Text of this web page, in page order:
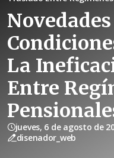
La
Entre
jueves, 6 de agosto de
disenador_web